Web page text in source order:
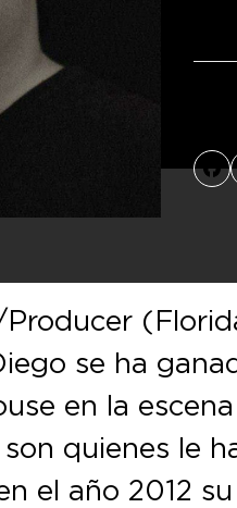
se ha
en la
quienes le
el año 2012